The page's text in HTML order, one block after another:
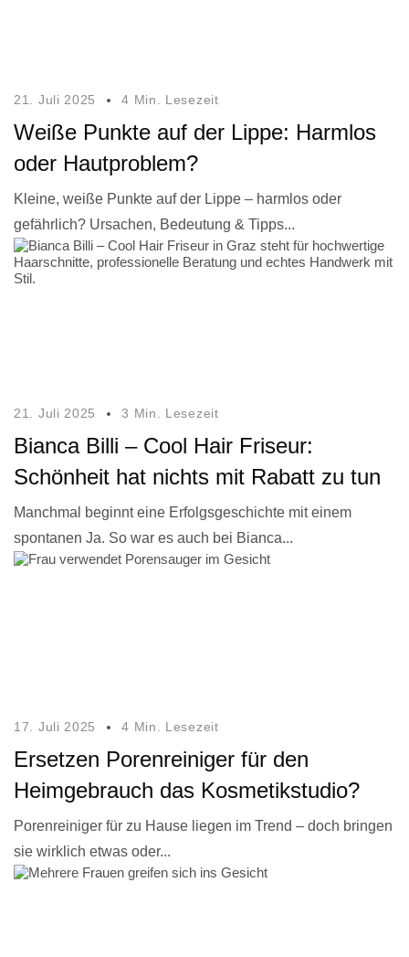
21. Juli 2025 4 Min. Lesezeit
Weiße Punkte auf der Lippe: Harmlos
oder Hautproblem?
Kleine, weiße Punkte auf der Lippe – harmlos oder
gefährlich? Ursachen, Bedeutung & Tipps...
21. Juli 2025 3 Min. Lesezeit
Bianca Billi – Cool Hair Friseur:
Schönheit hat nichts mit Rabatt zu tun
Manchmal beginnt eine Erfolgsgeschichte mit einem
spontanen Ja. So war es auch bei Bianca...
17. Juli 2025 4 Min. Lesezeit
Ersetzen Porenreiniger für den
Heimgebrauch das Kosmetikstudio?
Porenreiniger für zu Hause liegen im Trend – doch bringen
sie wirklich etwas oder...